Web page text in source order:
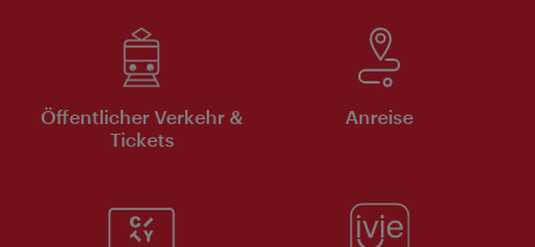
Öffentlicher Verkehr &
Tickets
Anreise